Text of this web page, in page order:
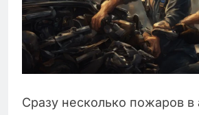
Сразу несколько пожаров в